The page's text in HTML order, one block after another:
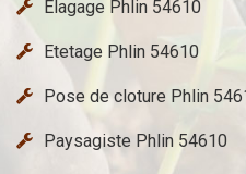
Elagage Phlin 54610
Etetage Phlin 54610
Pose de cloture Phlin
Paysagiste Phlin 54610